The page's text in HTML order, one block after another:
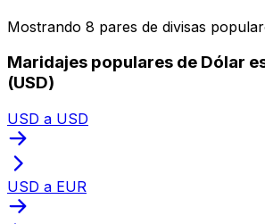
Mostrando 8 pares de divisas
Maridajes populares de Dólar
(USD)
USD a USD
USD a EUR